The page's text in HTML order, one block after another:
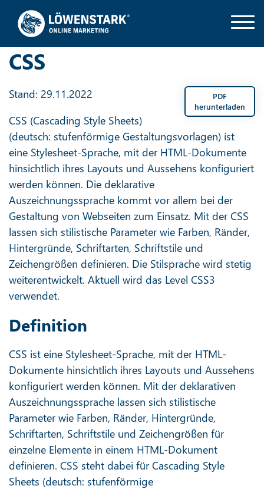
CSS
PDF
herunterladen
Stand: 29.11.2022
CSS (Cascading Style Sheets)
(deutsch: stufenförmige Gestaltungsvorlagen) ist
eine Stylesheet-Sprache, mit der HTML-Dokumente
hinsichtlich ihres Layouts und Aussehens konfiguriert
werden können. Die deklarative
Auszeichnungssprache kommt vor allem bei der
Gestaltung von Webseiten zum Einsatz. Mit der CSS
lassen sich stilistische Parameter wie Farben, Ränder,
Hintergründe, Schriftarten, Schriftstile und
Zeichengrößen definieren. Die Stilsprache wird stetig
weiterentwickelt. Aktuell wird das Level CSS3
verwendet.
Definition
CSS ist eine Stylesheet-Sprache, mit der HTML-
Dokumente hinsichtlich ihres Layouts und Aussehens
konfiguriert werden können. Mit der deklarativen
Auszeichnungssprache lassen sich stilistische
Parameter wie Farben, Ränder, Hintergründe,
Schriftarten, Schriftstile und Zeichengrößen für
einzelne Elemente in einem HTML-Dokument
definieren. CSS steht dabei für Cascading Style
Sheets (deutsch: stufenförmige